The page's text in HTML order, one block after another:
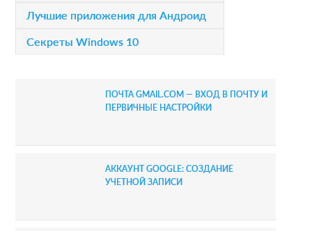
y
Лучшие приложения для Андроид
Секреты Windows 10
ПОЧТА GMAIL.COM — ВХОД В ПОЧТУ И
ПЕРВИЧНЫЕ НАСТРОЙКИ
АККАУНТ GOOGLE: СОЗДАНИЕ
УЧЕТНОЙ ЗАПИСИ